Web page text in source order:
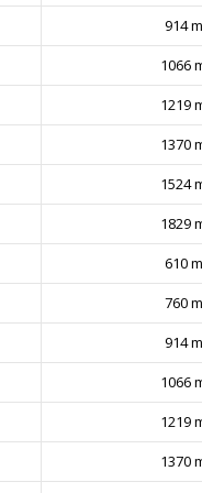
914
1066
1219
1370
1524
1829
610
760
914
1066
1219
1370